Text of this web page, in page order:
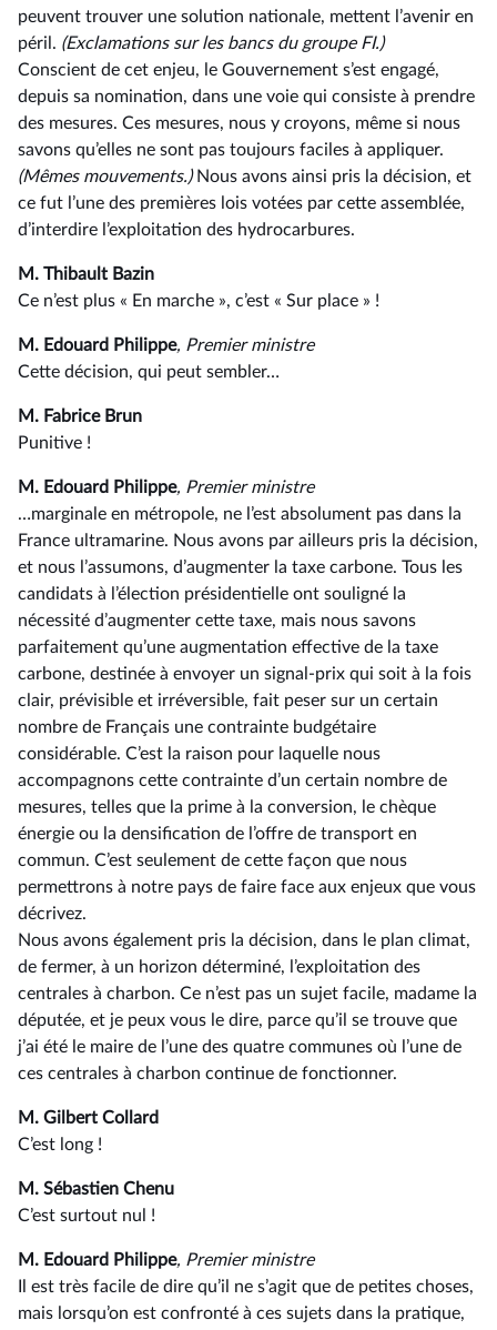
peuvent trouver une solution nationale, mettent l’avenir en
péril. (Exclamations sur les bancs du groupe FI.)
Conscient de cet enjeu, le Gouvernement s’est engagé,
depuis sa nomination, dans une voie qui consiste à prendre
des mesures. Ces mesures, nous y croyons, même si nous
savons qu’elles ne sont pas toujours faciles à appliquer.
(Mêmes mouvements.)Nous avons ainsi pris la décision, et
ce fut l’une des premières lois votées par cette assemblée,
d’interdire l’exploitation des hydrocarbures.
M. Thibault Bazin
Ce n’est plus « En marche », c’est « Sur place » !
M. Edouard Philippe, Premier ministre
Cette décision, qui peut sembler…
M. Fabrice Brun
Punitive !
M. Edouard Philippe, Premier ministre
…marginale en métropole, ne l’est absolument pas dans la
France ultramarine. Nous avons par ailleurs pris la décision,
et nous l’assumons, d’augmenter la taxe carbone. Tous les
candidats à l’élection présidentielle ont souligné la
nécessité d’augmenter cette taxe, mais nous savons
parfaitement qu’une augmentation effective de la taxe
carbone, destinée à envoyer un signal-prix qui soit à la fois
clair, prévisible et irréversible, fait peser sur un certain
nombre de Français une contrainte budgétaire
considérable. C’est la raison pour laquelle nous
accompagnons cette contrainte d’un certain nombre de
mesures, telles que la prime à la conversion, le chèque
énergie ou la densification de l’offre de transport en
commun. C’est seulement de cette façon que nous
permettrons à notre pays de faire face aux enjeux que vous
décrivez.
Nous avons également pris la décision, dans le plan climat,
de fermer, à un horizon déterminé, l’exploitation des
centrales à charbon. Ce n’est pas un sujet facile, madame la
députée, et je peux vous le dire, parce qu’il se trouve que
j’ai été le maire de l’une des quatre communes où l’une de
ces centrales à charbon continue de fonctionner.
M. Gilbert Collard
C’est long !
M. Sébastien Chenu
C’est surtout nul !
M. Edouard Philippe, Premier ministre
Il est très facile de dire qu’il ne s’agit que de petites choses,
mais lorsqu’on est confronté à ces sujets dans la pratique,